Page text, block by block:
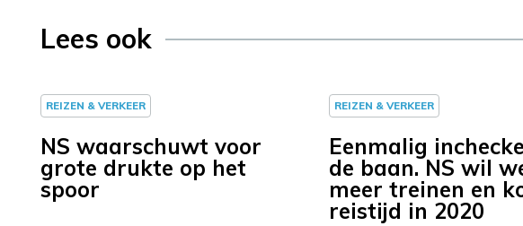
Lees ook
REIZEN & VERKEER
NS waarschuwt voor
grote drukte op het
spoor
REIZEN & VERKEER
Eenmalig
de baan. NS wil
meer treinen en
reistijd in 2020